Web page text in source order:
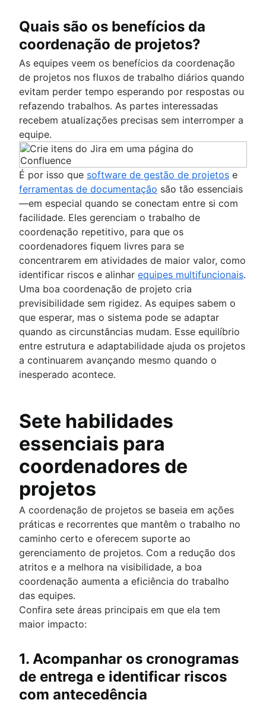
Quais são os benefícios da
coordenação de projetos?
As equipes veem os benefícios da coordenação
de projetos nos fluxos de trabalho diários quando
evitam perder tempo esperando por respostas ou
refazendo trabalhos. As partes interessadas
recebem atualizações precisas sem interromper a
equipe.
É por isso que software de gestão de projetos e
ferramentas de documentação são tão essenciais
—em especial quando se conectam entre si com
facilidade. Eles gerenciam o trabalho de
coordenação repetitivo, para que os
coordenadores fiquem livres para se
concentrarem em atividades de maior valor, como
identificar riscos e alinhar equipes multifuncionais.
Uma boa coordenação de projeto cria
previsibilidade sem rigidez. As equipes sabem o
que esperar, mas o sistema pode se adaptar
quando as circunstâncias mudam. Esse equilíbrio
entre estrutura e adaptabilidade ajuda os projetos
a continuarem avançando mesmo quando o
inesperado acontece.
Sete habilidades
essenciais para
coordenadores de
projetos
A coordenação de projetos se baseia em ações
práticas e recorrentes que mantêm o trabalho no
caminho certo e oferecem suporte ao
gerenciamento de projetos. Com a redução dos
atritos e a melhora na visibilidade, a boa
coordenação aumenta a eficiência do trabalho
das equipes.
Confira sete áreas principais em que ela tem
maior impacto:
1. Acompanhar os cronogramas
de entrega e identificar riscos
com antecedência